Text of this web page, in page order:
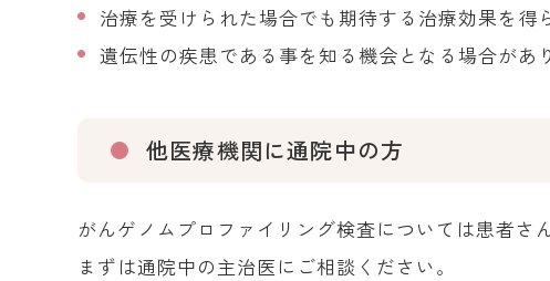
治療を受けられた場合でも期待する治療効果を得
遺伝性の疾患である事を知る機会となる場合があ
他医療機関に通院中の方
がんゲノムプロファイリング検査については患者さ
まずは通院中の主治医にご相談ください。